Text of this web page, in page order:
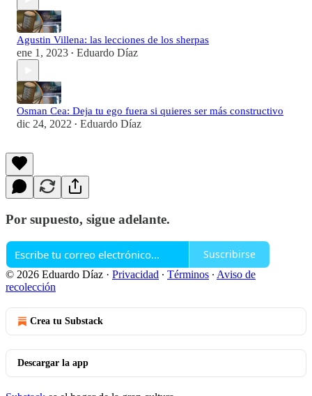
Agustin Villena: las lecciones de los sherpas
ene 1, 2023 • Eduardo Díaz
Osman Cea: Deja tu ego fuera si quieres ser más constructivo
dic 24, 2022 • Eduardo Díaz
Por supuesto, sigue adelante.
Suscribirse
© 2026 Eduardo Díaz · Privacidad ∙ Términos ∙ Aviso de
recolección
Crea tu Substack
Descargar la app